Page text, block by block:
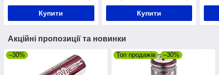
Купити
літієвий
Купити
Акційні пропозиції та новинки
–30% Топ продажів –30%